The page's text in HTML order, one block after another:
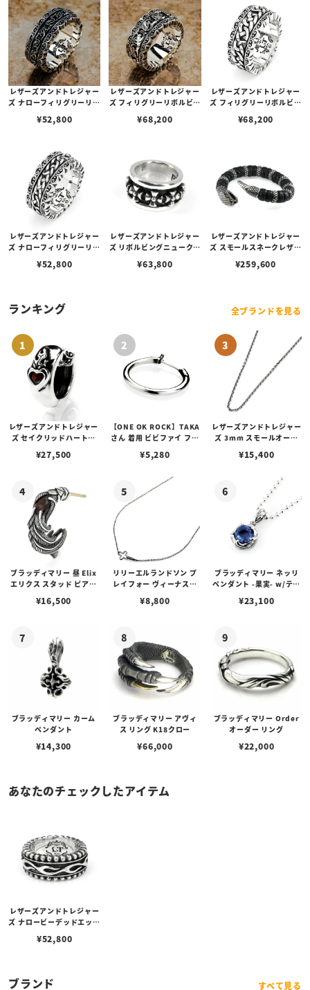
レザーズアンドトレジャー
ズ ナローフィリグリーリボ
ックフローラルベルト
¥52,800
レザーズアンドトレジャー
ズ フィリグリーリボルビン
ローラルベルト
¥68,200
レザーズアンドトレジャー
ズ フィリグリーリボルビン
ロープエッジベルト
¥68,200
レザーズアンドトレジャー
ズ ナローフィリグリーリボ
ィックロープエッジベルト
¥52,800
レザーズアンドトレジャー
ズ リボルビングニュークロ
¥63,800
レザーズアンドトレジャー
ズ スモールスネークレザー
w/9リング
¥259,600
ランキング 全ブランドを見る
レザーズアンドトレジャー
ズ セイクリッドハートピ
¥27,500
【ONE OK ROCK】TAKA
さん 着用 ビビファイ フー
¥5,280
レザーズアンドトレジャー
ズ 3mm スモールオーバ
ブスタークラスプ＆LTロ
¥15,400
ブラッディマリー 昼 Elix
エリクス スタッド ピアス
¥16,500
リリーエルランドソン プ
レイフォー ヴィーナスチ
¥8,800
ブラッディマリー ネッリ
ペンダント -果実- w/ティ
¥23,100
ブラッディマリー カーム
ペンダント
¥14,300
ブラッディマリー アヴィ
ス リング K18クロー
¥66,000
ブラッディマリー Order
オーダー リング
¥22,000
あなたのチェックしたアイテム
レザーズアンドトレジャー
ズ ナロービーデッドエッジ
レームベルト
¥52,800
ブランド すべて見る